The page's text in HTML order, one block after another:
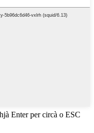
Enter per circà o ESC